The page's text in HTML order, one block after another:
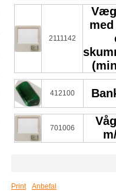
2111142
412100
701006
Print Anbefal